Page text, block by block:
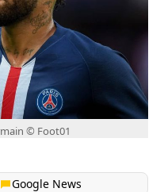
© Foot01
Google News